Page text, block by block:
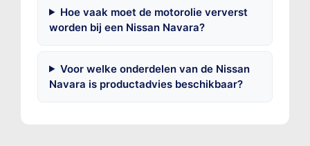
Hoe vaak moet de motorolie ververst
worden bij een Nissan Navara?
Voor welke onderdelen van de Nissan
Navara is productadvies beschikbaar?